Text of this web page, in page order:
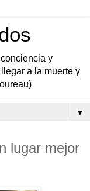
y
a la muerte y
▼
lugar mejor